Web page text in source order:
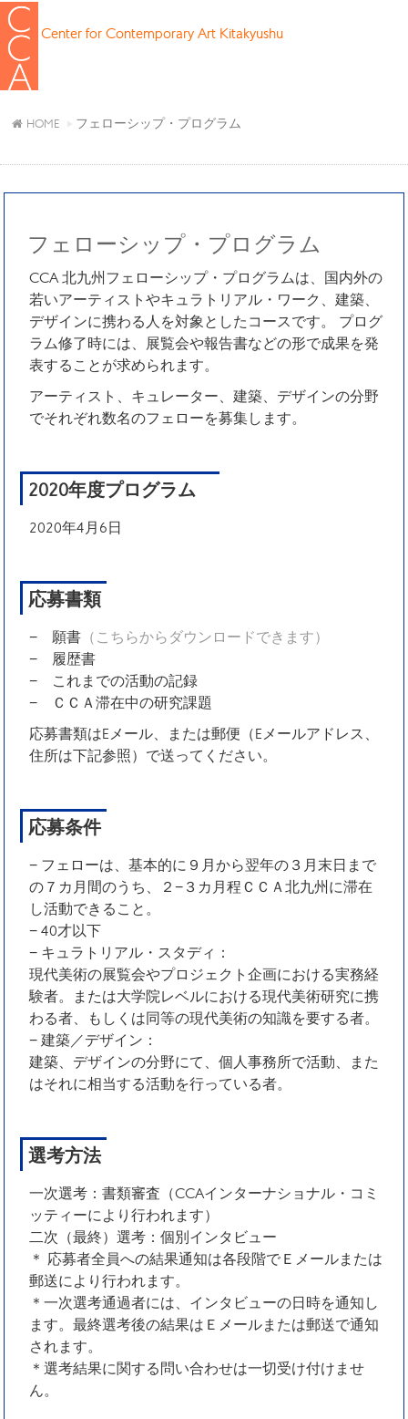
Center for Contemporary Art Kitakyushu
HOME フェローシップ・プログラム
フェローシップ・プログラム
CCA 北九州フェローシップ・プログラムは、国内外の
若いアーティストやキュラトリアル・ワーク、建築、
デザインに携わる人を対象としたコースです。 プログ
ラム修了時には、展覧会や報告書などの形で成果を発
表することが求められます。
アーティスト、キュレーター、建築、デザインの分野
でそれぞれ数名のフェローを募集します。
2020年度プログラム
2020年4月6日
応募書類
− 願書（こちらからダウンロードできます）
− 履歴書
− これまでの活動の記録
− ＣＣＡ滞在中の研究課題
応募書類はEメール、または郵便（Eメールアドレス、
住所は下記参照）で送ってください。
応募条件
− フェローは、基本的に９月から翌年の３月末日まで
の７カ月間のうち、２−３カ月程ＣＣＡ北九州に滞在
し活動できること。
− 40才以下
− キュラトリアル・スタディ：
現代美術の展覧会やプロジェクト企画における実務経
験者。または大学院レベルにおける現代美術研究に携
わる者、もしくは同等の現代美術の知識を要する者。
− 建築／デザイン：
建築、デザインの分野にて、個人事務所で活動、また
はそれに相当する活動を行っている者。
選考方法
一次選考：書類審査（CCAインターナショナル・コミ
ッティーにより行われます）
二次（最終）選考：個別インタビュー
＊ 応募者全員への結果通知は各段階でＥメールまたは
郵送により行われます。
＊一次選考通過者には、インタビューの日時を通知し
ます。最終選考後の結果はＥメールまたは郵送で通知
されます。
＊選考結果に関する問い合わせは一切受け付けませ
ん。